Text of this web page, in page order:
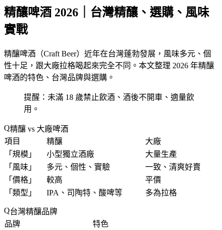
精釀啤酒 2026｜台灣精釀、選購、風味
實戰
精釀啤酒（Craft Beer）近年在台灣蓬勃發展，風味多元、個
性十足，跟大廠拉格喝起來完全不同。本文整理 2026 年精釀
啤酒的特色、台灣品牌與選購。
提醒：未滿 18 歲禁止飲酒、酒後不開車、適量飲
用。
精釀 vs 大廠啤酒
項目
精釀
大廠
「 規模 」 小型獨立酒廠
大量生產
「 風味 」 多元、個性、實驗
一致、清爽好賣
「 價格 」 較高
平價
「 類型 」 IPA、司陶特、酸啤等 多為拉格
台灣精釀品牌
品牌
特色